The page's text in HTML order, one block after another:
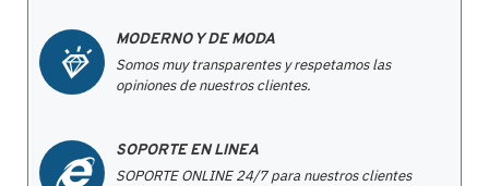
MODERNO Y DE MODA
Somos muy transparentes y respetamos las
opiniones de nuestros clientes.
SOPORTE EN LINEA
SOPORTE ONLINE 24/7 para nuestros clientes